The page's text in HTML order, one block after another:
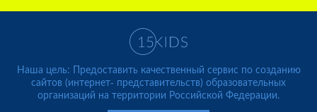
Наша цель: Предоставить качественный сервис по созданию
сайтов (интернет- представительств) образовательных
организаций на территории Российской Федерации.